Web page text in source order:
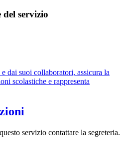
servizio
dai suoi collaboratori, assicura la
scolastiche e rappresenta
servizio contattare la segreteria.